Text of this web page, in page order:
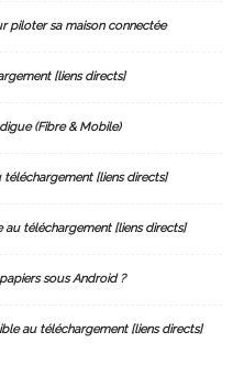
piloter sa maison connectée
[liens directs]
(Fibre & Mobile)
téléchargement [liens directs]
au téléchargement [liens directs]
sous Android ?
au téléchargement [liens directs]